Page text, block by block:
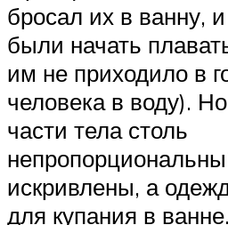
бросал их в ванну,
были начать
им не приходило в
человека в воду).
части тела столь
искривлены, а
для купания в